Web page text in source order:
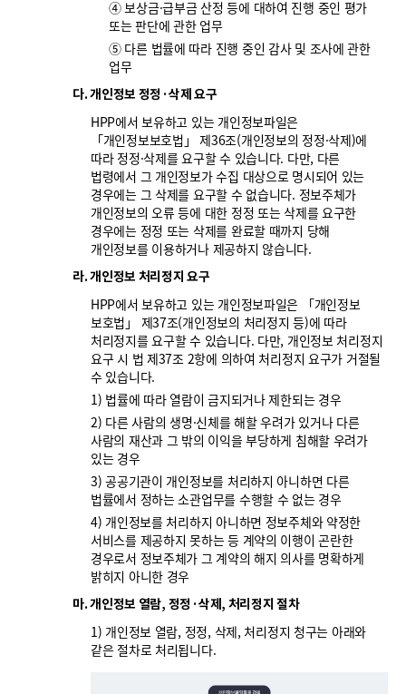
④ 보상금·급부금 산정 등에 대하여 진행 중인 평가
또는 판단에 관한 업무
⑤ 다른 법률에 따라 진행 중인 감사 및 조사에 관한
업무
다. 개인정보 정정·삭제 요구
HPP에서 보유하고 있는 개인정보파일은
「개인정보보호법」 제36조(개인정보의 정정·삭제)에
따라 정정·삭제를 요구할 수 있습니다. 다만, 다른
법령에서 그 개인정보가 수집 대상으로 명시되어 있는
경우에는 그 삭제를 요구할 수 없습니다. 정보주체가
개인정보의 오류 등에 대한 정정 또는 삭제를 요구한
경우에는 정정 또는 삭제를 완료할 때까지 당해
개인정보를 이용하거나 제공하지 않습니다.
라. 개인정보 처리정지 요구
HPP에서 보유하고 있는 개인정보파일은 「개인정보
보호법」 제37조(개인정보의 처리정지 등)에 따라
처리정지를 요구할 수 있습니다. 다만, 개인정보 처리정지
요구 시 법 제37조 2항에 의하여 처리정지 요구가 거절될
수 있습니다.
1) 법률에 따라 열람이 금지되거나 제한되는 경우
2) 다른 사람의 생명·신체를 해할 우려가 있거나 다른
사람의 재산과 그 밖의 이익을 부당하게 침해할 우려가
있는 경우
3) 공공기관이 개인정보를 처리하지 아니하면 다른
법률에서 정하는 소관업무를 수행할 수 없는 경우
4) 개인정보를 처리하지 아니하면 정보주체와 약정한
서비스를 제공하지 못하는 등 계약의 이행이 곤란한
경우로서 정보주체가 그 계약의 해지 의사를 명확하게
밝히지 아니한 경우
마. 개인정보 열람, 정정·삭제, 처리정지 절차
1) 개인정보 열람, 정정, 삭제, 처리정지 청구는 아래와
같은 절차로 처리됩니다.